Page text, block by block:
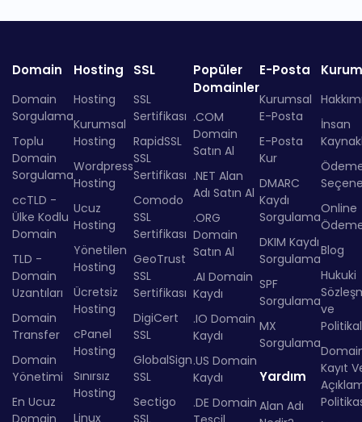
Domain
Domain
Sorgulama
Toplu
Domain
Sorgulama
ccTLD -
Ülke Kodlu
Domain
TLD -
Domain
Uzantıları
Domain
Transfer
Domain
Yönetimi
En Ucuz
Domain
Hosting
Hosting
Kurumsal
Hosting
Wordpress
Hosting
Ucuz
Hosting
Yönetilen
Hosting
Ücretsiz
Hosting
cPanel
Hosting
Sınırsız
Hosting
Linux
SSL
SSL
Sertifikası
RapidSSL
SSL
Sertifikası
Comodo
SSL
Sertifikası
GeoTrust
SSL
Sertifikası
DigiCert
SSL
GlobalSign
SSL
Sectigo
SSL
Popüler
Domainler
.COM
Domain
Satın Al
.NET Alan
Adı Satın Al
.ORG
Domain
Satın Al
.AI Domain
Kaydı
.IO Domain
Kaydı
.US Domain
Kaydı
.DE Domain
E-Posta
Kurumsal
E-Posta
E-Posta
Kur
DMARC
Kaydı
Sorgulama
DKIM Kaydı
Sorgulama
SPF
Sorgulama
MX
Sorgulama
Yardım
Alan Adı
İnsan
Online
Blog
Hukuki
ve
Kayıt